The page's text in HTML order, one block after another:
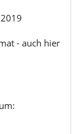
- auch hier